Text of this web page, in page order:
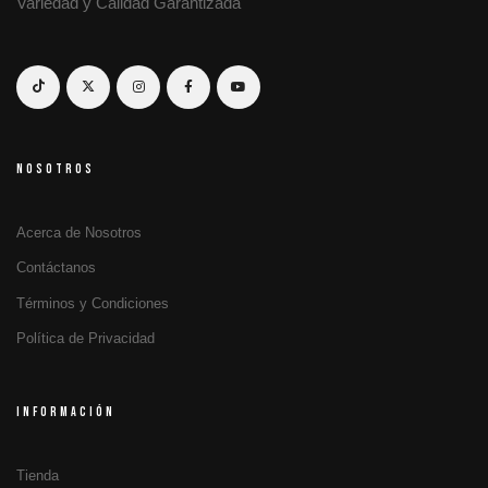
NOSOTROS
Acerca de Nosotros
Contáctanos
Términos y Condiciones
Política de Privacidad
INFORMACIÓN
Tienda